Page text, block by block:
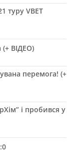
туру VBET
(+ ВІДЕО)
перемога! (+
і пробився у